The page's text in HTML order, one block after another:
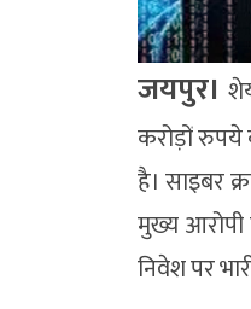
जयपुर।
करोड़ों रुपये
है। साइबर
मुख्य आरोपी
निवेश पर